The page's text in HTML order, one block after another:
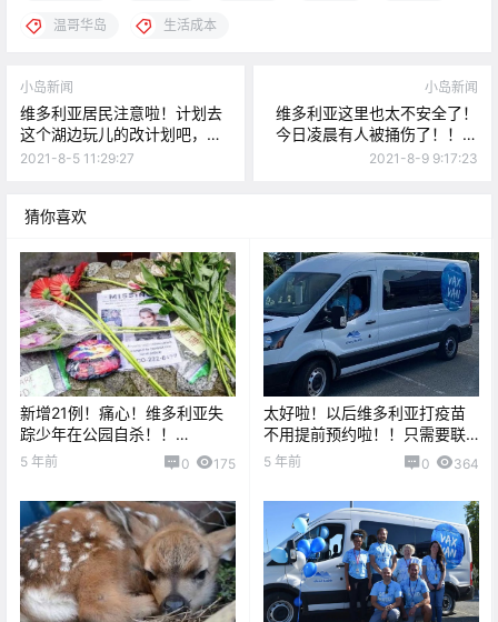
温哥华岛 生活成本
小岛新闻
维多利亚居民注意啦！计划去
这个湖边玩儿的改计划吧，这
里已被蓝绿藻侵略了。。
2021-8-5 11:29:27
小岛新闻
维多利亚这里也太不安全了！
今日凌晨有人被捅伤了！！喜
欢嗑止痛药？小心磕到昏迷不
2021-8-9 9:17:23
猜你喜欢
新增21例！痛心！维多利亚失
踪少年在公园自杀！！
Langford缴获大量毒品和仿制
5 年前 0 175
太好啦！以后维多利亚打疫苗
不用提前预约啦！！只需要联
系这里。。
5 年前 0 364